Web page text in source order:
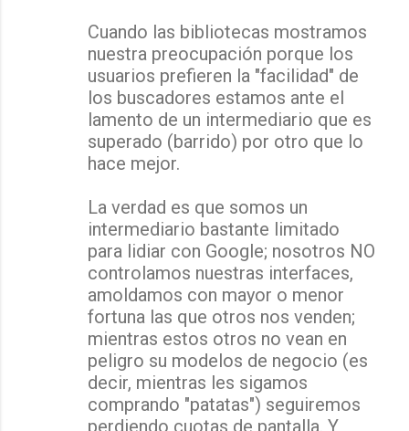
Cuando las bibliotecas mostramos
nuestra preocupación porque los
usuarios prefieren la "facilidad" de
los buscadores estamos ante el
lamento de un intermediario que es
superado (barrido) por otro que lo
hace mejor.
La verdad es que somos un
intermediario bastante limitado
para lidiar con Google; nosotros NO
controlamos nuestras interfaces,
amoldamos con mayor o menor
fortuna las que otros nos venden;
mientras estos otros no vean en
peligro su modelos de negocio (es
decir, mientras les sigamos
comprando "patatas") seguiremos
perdiendo cuotas de pantalla. Y